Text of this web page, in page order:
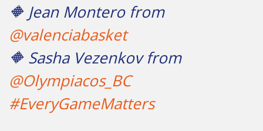
🔶 Jean Montero from
@valenciabasket
🔶 Sasha Vezenkov from
@Olympiacos_BC
#EveryGameMatters